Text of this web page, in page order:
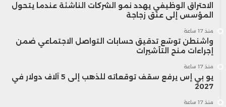
الاحتراق الوظيفي يهدد نمو الشركات الناشئة عندما يتحول
المؤسس إلى عنق زجاجة
منذ 17 ساعة
واشنطن توسّع تدقيق حسابات التواصل الاجتماعي ضمن
إجراءات منح التأشيرات
منذ 17 ساعة
يو بي إس يرفع سقف توقعاته للذهب إلى 5 آلاف دولار في
2027
منذ 17 ساعة